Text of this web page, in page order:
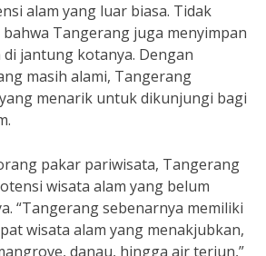
alam yang luar biasa. Tidak
Tangerang juga menyimpan
jantung kotanya. Dengan
masih alami, Tangerang
menarik untuk dikunjungi bagi
pakar pariwisata, Tangerang
wisata alam yang belum
“Tangerang sebenarnya memiliki
wisata alam yang menakjubkan,
danau, hingga air terjun,”